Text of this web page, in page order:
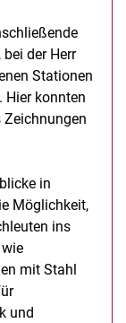
der Herr
Stationen
Hier konnten
in
Möglichkeit,
ins
mit Stahl
und